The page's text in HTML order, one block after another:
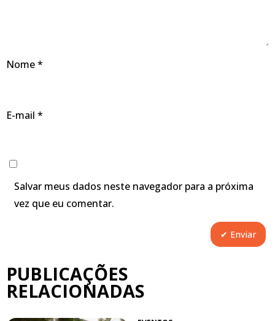
Nome*
E-mail *
Salvar meus dados neste navegador para a próxima
vez que eu comentar.
PUBLICAÇÕES
RELACIONADAS